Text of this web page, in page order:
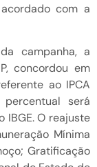
com a
campanha, a
concordou em
ao IPCA
será
O reajuste
Mínima
Gratificação